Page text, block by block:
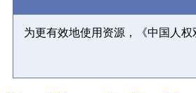
为更有效地使用资源，《中国人